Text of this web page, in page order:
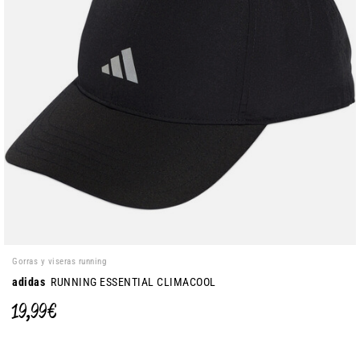
Gorras y viseras running
adidas RUNNING ESSENTIAL CLIMACOOL
19,99 €